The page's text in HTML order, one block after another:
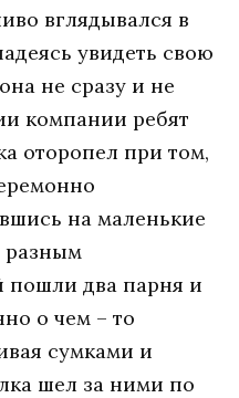
вглядывался в
увидеть свою
не сразу и не
компании ребят
оторопел при том,
на маленькие
разным
пошли два парня и
о чем – то
сумками и
шел за ними по